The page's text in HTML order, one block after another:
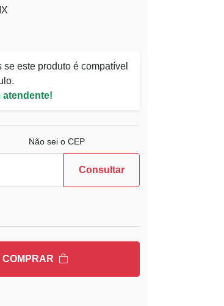
se este produto é compatível
atendente!
Não sei o CEP
Consultar
COMPRAR